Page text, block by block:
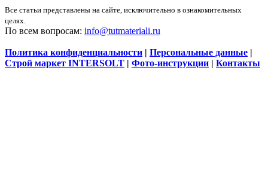
Все статьи представлены на сайте, исключительно в ознакомительных
целях.
По всем вопросам: info@tutmateriali.ru
Политика конфиденциальности | Персональные данные |
Строй маркет INTERSOLT | Фото-инструкции | Контакты